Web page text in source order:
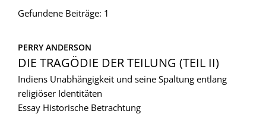
Gefundene Beiträge: 1
PERRY ANDERSON
DIE TRAGÖDIE DER TEILUNG (TEIL II)
Indiens Unabhängigkeit und seine Spaltung entlang
religiöser Identitäten
Essay Historische Betrachtung